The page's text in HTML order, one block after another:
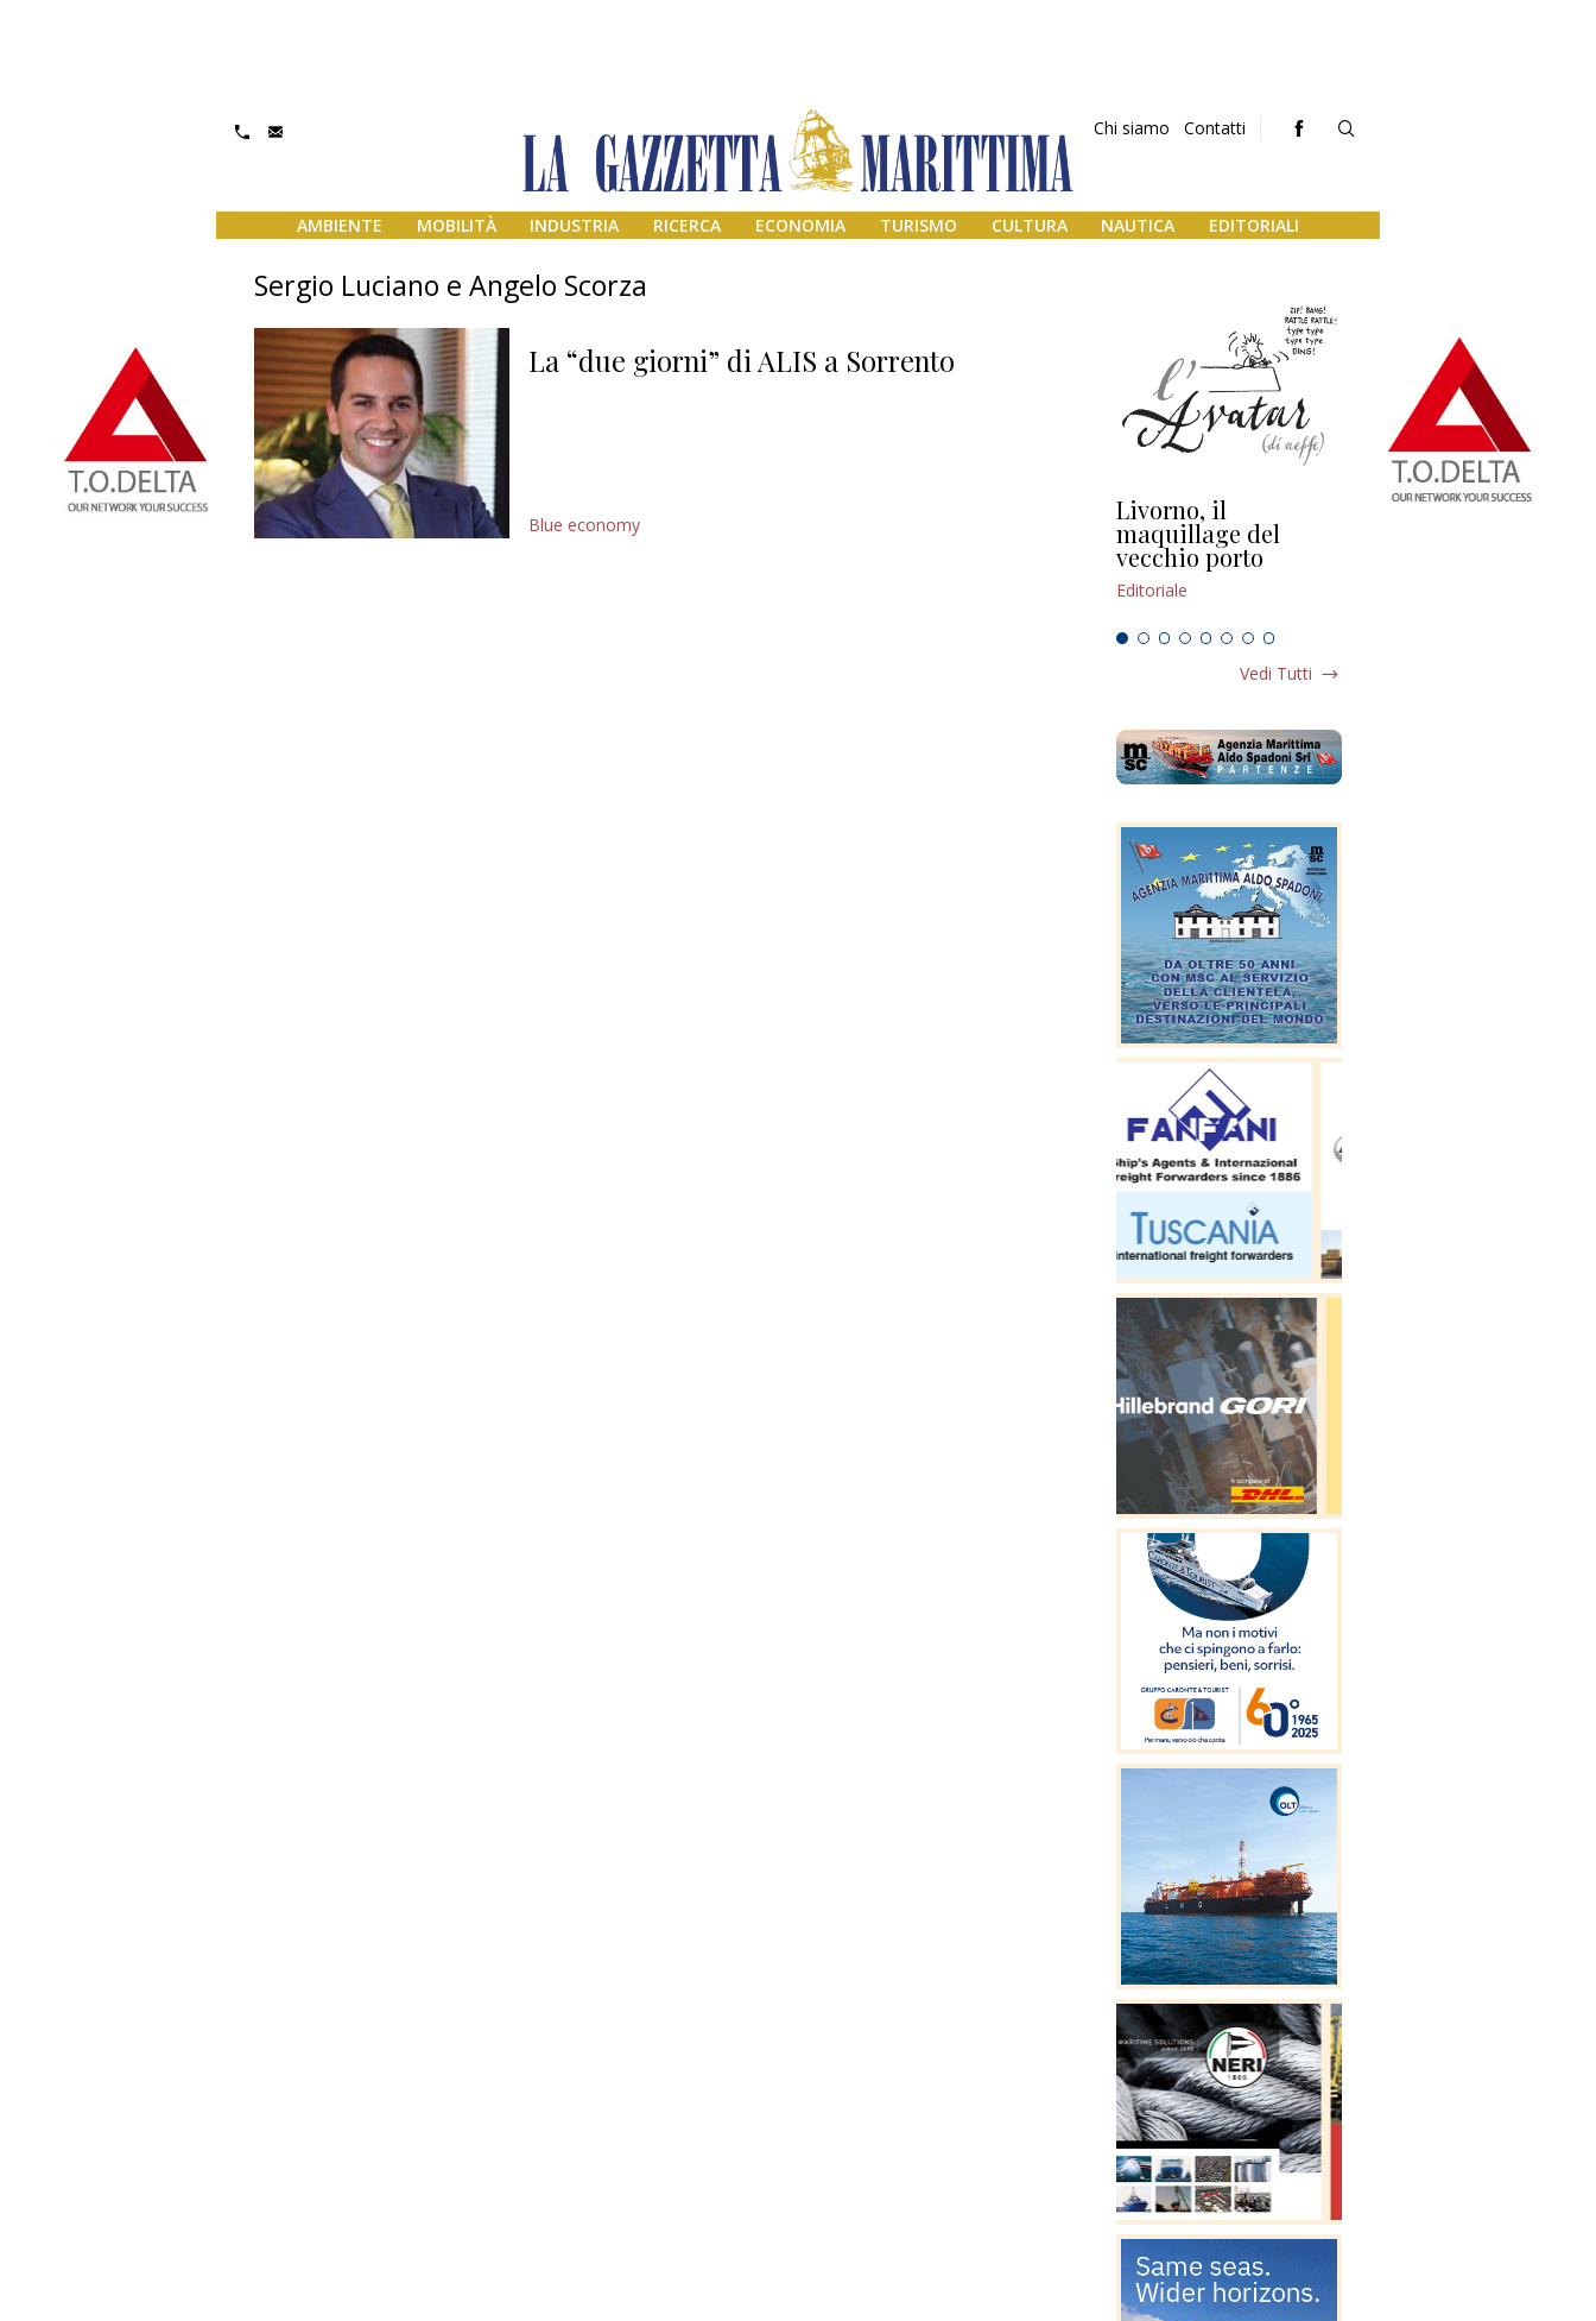
Chi siamo Contatti
AMBIENTE MOBILITÀ INDUSTRIA RICERCA ECONOMIA TURISMO CULTURA NAUTICA EDITORIALI
Sergio Luciano e Angelo Scorza
La “due giorni” di ALIS a Sorrento
Blue economy Livorno, il
maquillage del
vecchio porto
Editoriale
L’uscita di scena di
Vedi Tutti